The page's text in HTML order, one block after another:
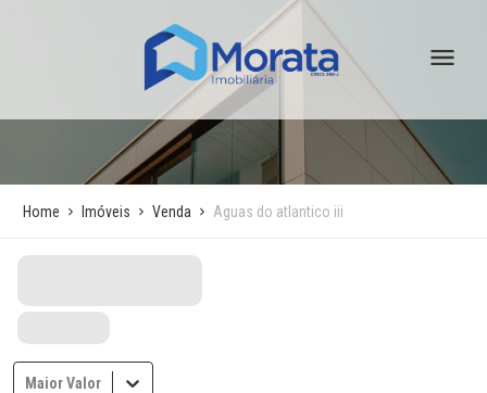
Home Imóveis Venda Aguas do atlantico iii
Maior Valor